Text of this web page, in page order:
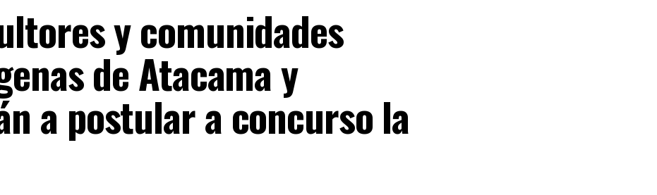
y comunidades
de Atacama y
a postular a concurso la